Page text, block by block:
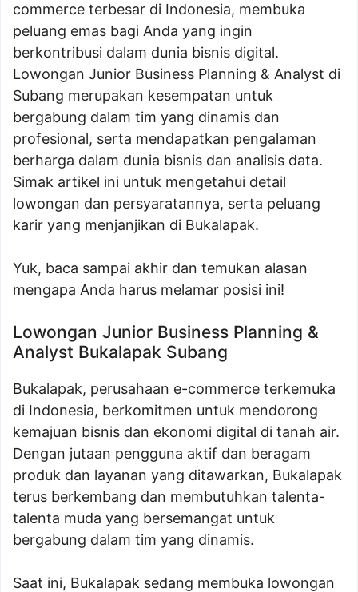
commerce terbesar di Indonesia, membuka
peluang emas bagi Anda yang ingin
berkontribusi dalam dunia bisnis digital.
Lowongan Junior Business Planning & Analyst di
Subang merupakan kesempatan untuk
bergabung dalam tim yang dinamis dan
profesional, serta mendapatkan pengalaman
berharga dalam dunia bisnis dan analisis data.
Simak artikel ini untuk mengetahui detail
lowongan dan persyaratannya, serta peluang
karir yang menjanjikan di Bukalapak.
Yuk, baca sampai akhir dan temukan alasan
mengapa Anda harus melamar posisi ini!
Lowongan Junior Business Planning &
Analyst Bukalapak Subang
Bukalapak, perusahaan e-commerce terkemuka
di Indonesia, berkomitmen untuk mendorong
kemajuan bisnis dan ekonomi digital di tanah air.
Dengan jutaan pengguna aktif dan beragam
produk dan layanan yang ditawarkan, Bukalapak
terus berkembang dan membutuhkan talenta-
talenta muda yang bersemangat untuk
bergabung dalam tim yang dinamis.
Saat ini, Bukalapak sedang membuka lowongan